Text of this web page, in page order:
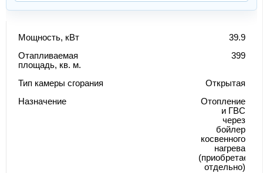
Мощность, кВт
39.9
Отапливаемая
площадь, кв. м.
399
Тип камеры сгорания
Открытая
Назначение
Отопление
и ГВС
через
бойлер
косвенного
нагрева
(приобретается
отдельно)